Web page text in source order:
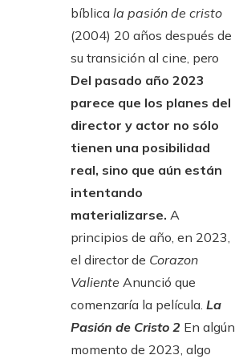
bíblica la pasión de cristo
(2004) 20 años después de
su transición al cine, pero
Del pasado año 2023
parece que los planes del
director y actor no sólo
tienen una posibilidad
real, sino que aún están
intentando
materializarse. A
principios de año, en 2023,
el director de Corazon
Valiente Anunció que
comenzaría la película. La
Pasión de Cristo 2 En algún
momento de 2023, algo